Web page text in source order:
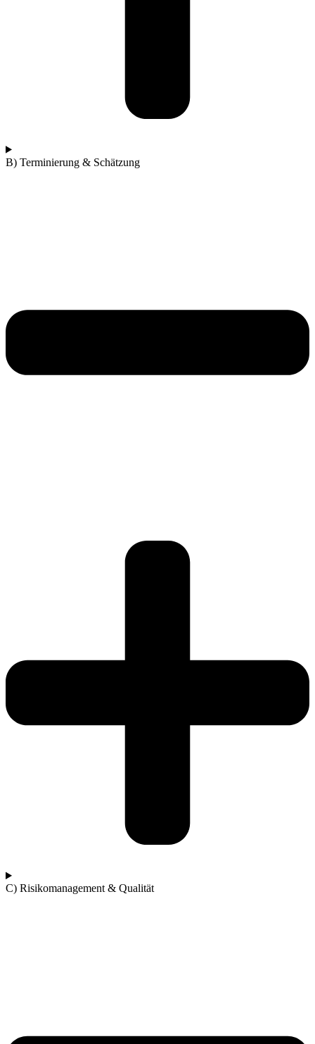
B) Terminierung & Schätzung
C) Risikomanagement & Qualität